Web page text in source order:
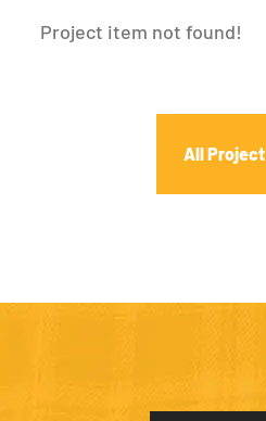
Project item not found!
All Project